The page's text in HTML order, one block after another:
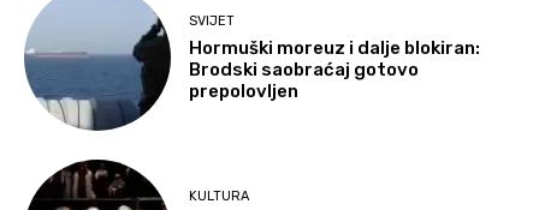
SVIJET
Hormuški moreuz i dalje blokiran:
Brodski saobraćaj gotovo
prepolovljen
KULTURA